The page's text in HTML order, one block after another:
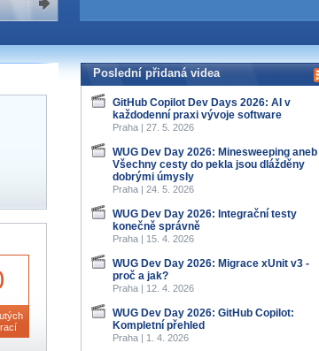
Poslední přidaná videa
GitHub Copilot Dev Days 2026: AI v
každodenní praxi vývoje software
Praha | 27. 5. 2026
WUG Dev Day 2026: Minesweeping aneb
Všechny cesty do pekla jsou dlážděny
dobrými úmysly
Praha | 24. 5. 2026
WUG Dev Day 2026: Integrační testy
konečně správně
Praha | 15. 4. 2026
WUG Dev Day 2026: Migrace xUnit v3 -
proč a jak?
Praha | 12. 4. 2026
WUG Dev Day 2026: GitHub Copilot:
Kompletní přehled
Praha | 1. 4. 2026